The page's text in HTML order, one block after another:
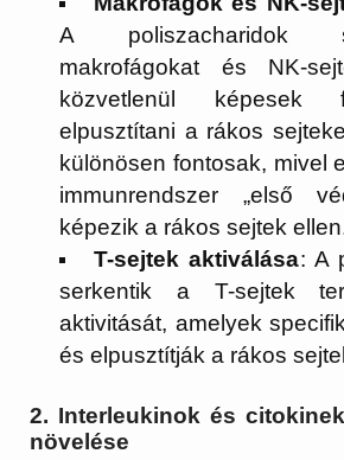
A poliszacharidok
makrofágokat és NK-
közvetlenül képesek
elpusztítani a rákos
különösen fontosak, mivel
immunrendszer „első
képezik a rákos sejtek
T-sejtek aktiválása: A
serkentik a T-sejtek
aktivitását, amelyek
és elpusztítják a rákos
2. Interleukinok és
növelése